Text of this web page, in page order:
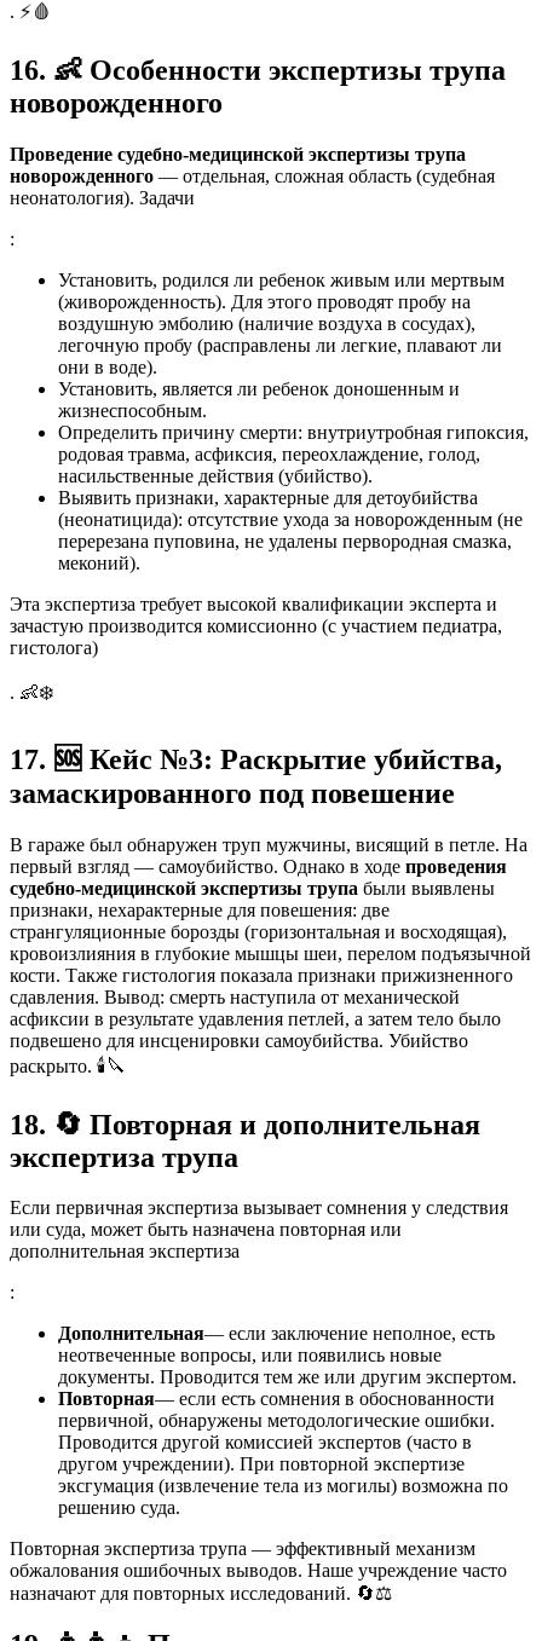
. ⚡🩸
16. 👶 Особенности экспертизы трупа
новорожденного
Проведение судебно-медицинской экспертизы трупа
новорожденного — отдельная, сложная область (судебная
неонатология). Задачи
:
Установить, родился ли ребенок живым или мертвым
(живорожденность). Для этого проводят пробу на
воздушную эмболию (наличие воздуха в сосудах),
легочную пробу (расправлены ли легкие, плавают ли
они в воде).
Установить, является ли ребенок доношенным и
жизнеспособным.
Определить причину смерти: внутриутробная гипоксия,
родовая травма, асфиксия, переохлаждение, голод,
насильственные действия (убийство).
Выявить признаки, характерные для детоубийства
(неонатицида): отсутствие ухода за новорожденным (не
перерезана пуповина, не удалены первородная смазка,
меконий).
Эта экспертиза требует высокой квалификации эксперта и
зачастую производится комиссионно (с участием педиатра,
гистолога)
. 👶❄️
17. 🆘 Кейс №3: Раскрытие убийства,
замаскированного под повешение
В гараже был обнаружен труп мужчины, висящий в петле. На
первый взгляд — самоубийство. Однако в ходе проведения
судебно-медицинской экспертизы трупа были выявлены
признаки, нехарактерные для повешения: две
странгуляционные борозды (горизонтальная и восходящая),
кровоизлияния в глубокие мышцы шеи, перелом подъязычной
кости. Также гистология показала признаки прижизненного
сдавления. Вывод: смерть наступила от механической
асфиксии в результате удавления петлей, а затем тело было
подвешено для инсценировки самоубийства. Убийство
раскрыто. 🕯️🔪
18. 🔄 Повторная и дополнительная
экспертиза трупа
Если первичная экспертиза вызывает сомнения у следствия
или суда, может быть назначена повторная или
дополнительная экспертиза
:
Дополнительная— если заключение неполное, есть
неотвеченные вопросы, или появились новые
документы. Проводится тем же или другим экспертом.
Повторная— если есть сомнения в обоснованности
первичной, обнаружены методологические ошибки.
Проводится другой комиссией экспертов (часто в
другом учреждении). При повторной экспертизе
эксгумация (извлечение тела из могилы) возможна по
решению суда.
Повторная экспертиза трупа — эффективный механизм
обжалования ошибочных выводов. Наше учреждение часто
назначают для повторных исследований. 🔄⚖️